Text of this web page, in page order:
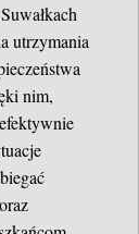
utrzymania
nim,